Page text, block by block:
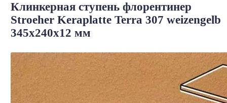
Клинкерная ступень флорентинер
Stroeher Keraplatte Terra 307 weizengelb
345х240х12 мм